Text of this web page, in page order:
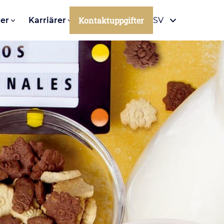
Karriärer Kontaktuppgifter SV